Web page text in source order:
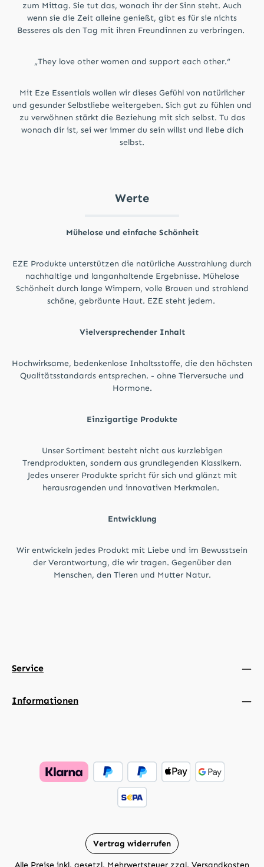
zum Mittag. Sie tut das, wonach ihr der Sinn steht. Auch
wenn sie die Zeit alleine genießt, gibt es für sie nichts
Besseres als den Tag mit ihren Freundinnen zu verbringen.
„They love other women and support each other.“
Mit Eze Essentials wollen wir dieses Gefühl von natürlicher
und gesunder Selbstliebe weitergeben. Sich gut zu fühlen und
zu verwöhnen stärkt die Beziehung mit sich selbst. Tu das
wonach dir ist, sei wer immer du sein willst und liebe dich
selbst.
Werte
Mühelose und einfache Schönheit
EZE Produkte unterstützen die natürliche Ausstrahlung durch
nachhaltige und langanhaltende Ergebnisse. Mühelose
Schönheit durch lange Wimpern, volle Brauen und strahlend
schöne, gebräunte Haut. EZE steht jedem.
Vielversprechender Inhalt
Hochwirksame, bedenkenlose Inhaltsstoffe, die den höchsten
Qualitätsstandards entsprechen. - ohne Tierversuche und
Hormone.
Einzigartige Produkte
Unser Sortiment besteht nicht aus kurzlebigen
Trendprodukten, sondern aus grundlegenden Klassikern.
Jedes unserer Produkte spricht für sich und glänzt mit
herausragenden und innovativen Merkmalen.
Entwicklung
Wir entwickeln jedes Produkt mit Liebe und im Bewusstsein
der Verantwortung, die wir tragen. Gegenüber den
Menschen, den Tieren und Mutter Natur.
Service
Informationen
Vertrag widerrufen
Alle Preise inkl. gesetzl. Mehrwertsteuer zzgl. Versandkosten